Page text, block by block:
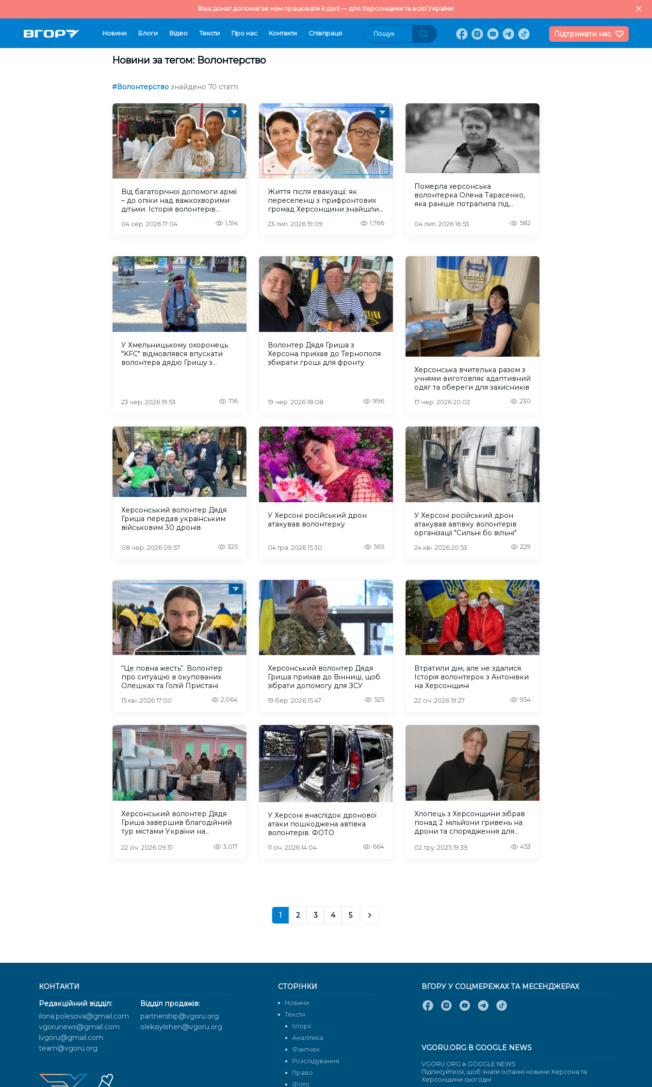
Ваш донат допомагає нам працювати й далі — для Херсонщини та всієї України.
Новини Блоги Відео Тексти Про нас Контакти Cпівпраця Підтримати нас
Новини за тегом: Волонтерство
#Волонтерство знайдено 70 статті
Від багаторічної допомоги армії
– до опіки над важкохворими
дітьми. Історія волонтерів
04 сер. 2026 17:04 1,514
Життя після евакуації: як
переселенці з прифронтових
громад Херсонщини знайшли
Олександрівці
23 лип. 2026 19:09 1,766
Померла херсонська
волонтерка Олена Тарасенко,
яка раніше потрапила під
04 лип. 2026 16:53 582
У Хмельницькому охоронець
"KFC" відмовлявся впускати
волонтера дядю Гришу з
23 чер. 2026 19:53 716
Волонтер Дядя Гриша з
Херсона приїхав до Тернополя
збирати гроші для фронту
19 чер. 2026 18:08 996
Херсонська вчителька разом з
учнями виготовляє адаптивний
одяг та обереги для захисників
17 чер. 2026 20:02 230
Херсонський волонтер Дядя
Гриша передав українським
військовим 30 дронів
08 чер. 2026 09:57 325
У Херсоні російський дрон
атакував волонтерку
04 тра. 2026 15:30 565
У Херсоні російський дрон
атакував автівку волонтерів
організації "Сильні бо вільні"
24 кві. 2026 20:53 229
“Це повна жесть”. Волонтер
про ситуацію в окупованих
Олешках та Голій Пристані
15 кві. 2026 17:00 2,064
Херсонський волонтер Дядя
Гриша приїхав до Вінниці, щоб
зібрати допомогу для ЗСУ
19 бер. 2026 15:47 525
Втратили дім, але не здалися.
Історія волонтерок з Антонівки
на Херсонщині
22 січ. 2026 19:27 934
Херсонський волонтер Дядя
Гриша завершив благодійний
тур містами України на
22 січ. 2026 09:31 3,017
У Херсоні внаслідок дронової
атаки пошкоджена автівка
волонтерів. ФОТО
11 січ. 2026 14:04 664
Хлопець з Херсонщини зібрав
понад 2 мільйони гривень на
дрони та спорядження для
02 гру. 2025 19:39 453
1 2 3 4 5
КОНТАКТИ
Редакційний відділ:
ilona.polesova@gmail.com
vgorunews@gmail.com
lvgoru@gmail.com
team@vgoru.org
Відділ продажів:
partnership@vgoru.org
oleksiylehen@vgoru.org
СТОРІНКИ
Новини
Тексти
Історії
Аналітика
Фактчек
Розслідування
Право
Фото
ВГОРУ У СОЦМЕРЕЖАХ ТА МЕСЕНДЖЕРАХ
VGORU.ORG В GOOGLE NEWS
VGORU.ORG в GOOGLE NEWS
Підписуйтеся, щоб знати останні новини Херсона та
Херсонщини сьогодні